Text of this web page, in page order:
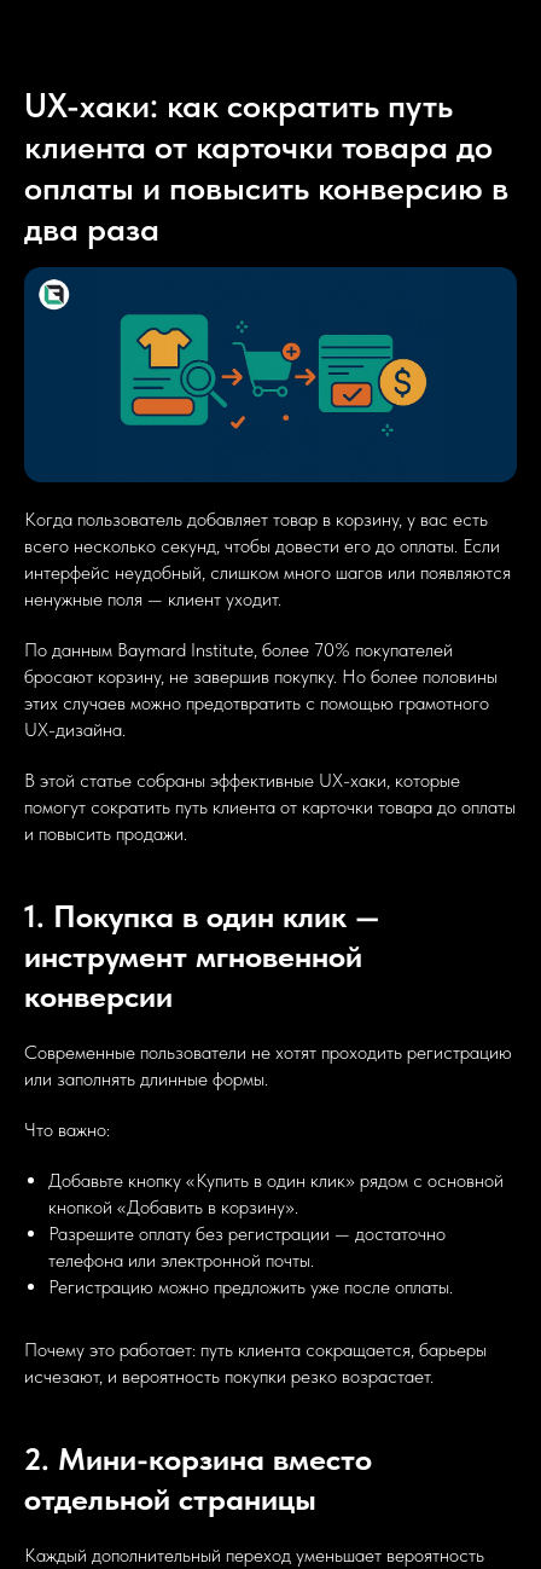
UX-хаки: как сократить путь
клиента от карточки товара до
оплаты и повысить конверсию в
два раза
Когда пользователь добавляет товар в корзину, у вас есть
всего несколько секунд, чтобы довести его до оплаты. Если
интерфейс неудобный, слишком много шагов или появляются
ненужные поля — клиент уходит.
По данным Baymard Institute, более 70% покупателей
бросают корзину, не завершив покупку. Но более половины
этих случаев можно предотвратить с помощью грамотного
UX-дизайна.
В этой статье собраны эффективные UX-хаки, которые
помогут сократить путь клиента от карточки товара до оплаты
и повысить продажи.
1. Покупка в один клик —
инструмент мгновенной
конверсии
Современные пользователи не хотят проходить регистрацию
или заполнять длинные формы.
Что важно:
Добавьте кнопку «Купить в один клик» рядом с основной
кнопкой «Добавить в корзину».
Разрешите оплату без регистрации — достаточно
телефона или электронной почты.
Регистрацию можно предложить уже после оплаты.
Почему это работает: путь клиента сокращается, барьеры
исчезают, и вероятность покупки резко возрастает.
2. Мини-корзина вместо
отдельной страницы
Каждый дополнительный переход уменьшает вероятность